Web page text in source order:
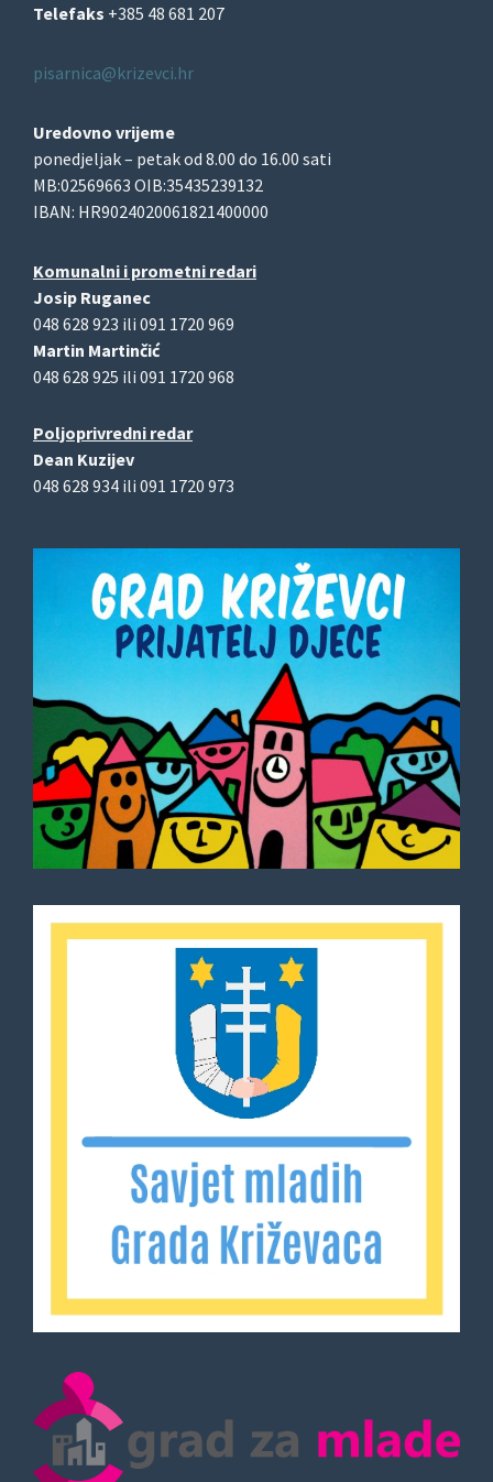
Telefaks +385 48 681 207
pisarnica@krizevci.hr
Uredovno vrijeme
ponedjeljak – petak od 8.00 do 16.00 sati
MB:02569663 OIB:35435239132
IBAN: HR9024020061821400000
Komunalni i prometni redari
Josip Ruganec
048 628 923 ili 091 1720 969
Martin Martinčić
048 628 925 ili 091 1720 968
Poljoprivredni redar
Dean Kuzijev
048 628 934 ili 091 1720 973